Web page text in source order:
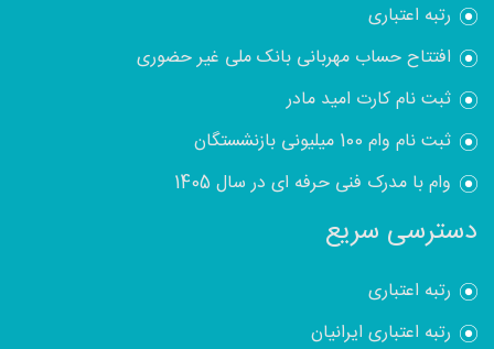
رتبه اعتباری
افتتاح حساب مهربانی بانک ملی غیر حضوری
ثبت نام کارت امید مادر
ثبت نام وام 100 میلیونی بازنشستگان
وام با مدرک فنی حرفه ای در سال 1405
دسترسی سریع
رتبه اعتباری
رتبه اعتباری ایرانیان